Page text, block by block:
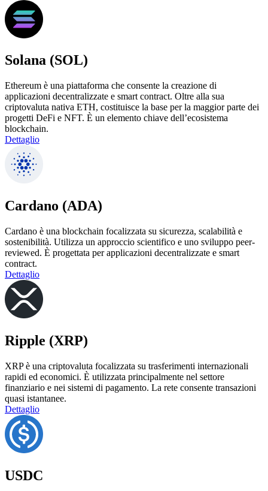
Solana (SOL)
Ethereum è una piattaforma che consente la creazione di
applicazioni decentralizzate e smart contract. Oltre alla sua
criptovaluta nativa ETH, costituisce la base per la maggior parte dei
progetti DeFi e NFT. È un elemento chiave dell’ecosistema
blockchain.
Dettaglio
Cardano (ADA)
Cardano è una blockchain focalizzata su sicurezza, scalabilità e
sostenibilità. Utilizza un approccio scientifico e uno sviluppo peer-
reviewed. È progettata per applicazioni decentralizzate e smart
contract.
Dettaglio
Ripple (XRP)
XRP è una criptovaluta focalizzata su trasferimenti internazionali
rapidi ed economici. È utilizzata principalmente nel settore
finanziario e nei sistemi di pagamento. La rete consente transazioni
quasi istantanee.
Dettaglio
USDC